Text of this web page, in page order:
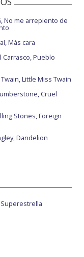
No me arrepiento de
Más cara
Carrasco, Pueblo
Little Miss Twain
Cruel
Stones, Foreign
Dandelion